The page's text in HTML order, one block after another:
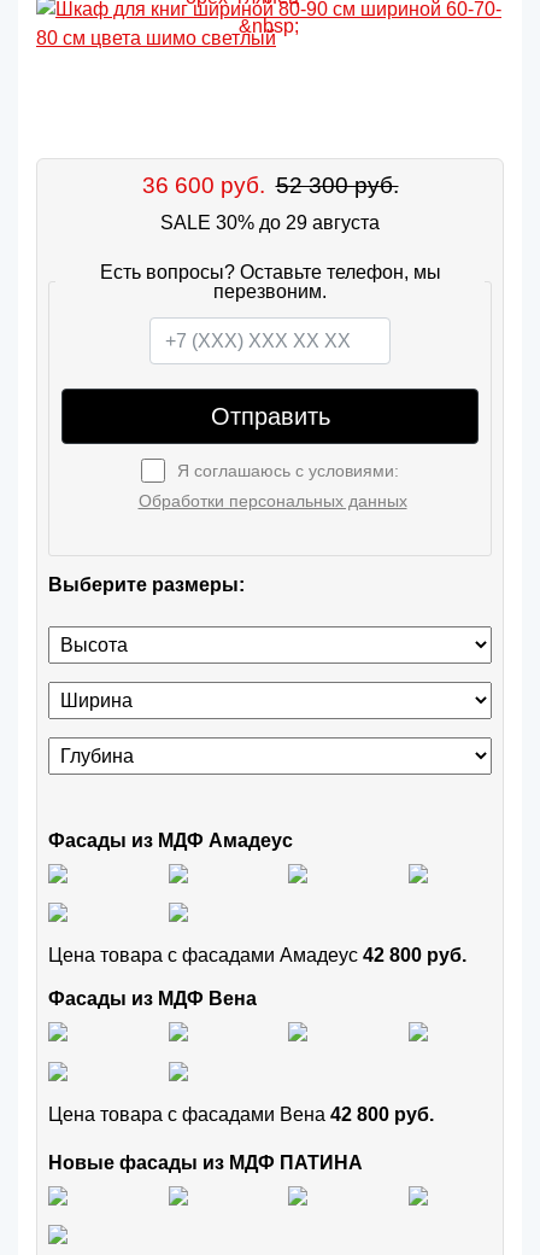
36 600 руб. 52 300 руб.
SALE 30% до 29 августа
Есть вопросы? Оставьте телефон, мы
перезвоним.
Отправить
Я соглашаюсь с условиями:
Обработки персональных данных
Выберите размеры:
Фасады из МДФ Амадеус
Цена товара с фасадами Амадеус 42 800 руб.
Фасады из МДФ Вена
Цена товара с фасадами Вена 42 800 руб.
Новые фасады из МДФ ПАТИНА